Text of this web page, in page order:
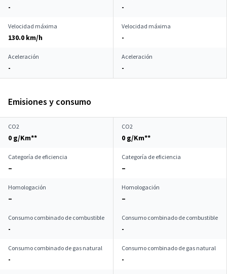
- -
Velocidad máxima
130.0 km/h
Velocidad máxima
-
Aceleración
-
Aceleración
-
Emisiones y consumo
CO2
0 g/Km**
CO2
0 g/Km**
Categoría de eficiencia
–
Categoría de eficiencia
–
Homologación
–
Homologación
–
Consumo combinado de combustible
-
Consumo combinado de combustible
-
Consumo combinado de gas natural
-
Consumo combinado de gas natural
-